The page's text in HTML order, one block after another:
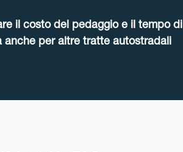
il costo del pedaggio e il tempo di
anche per altre tratte autostradali